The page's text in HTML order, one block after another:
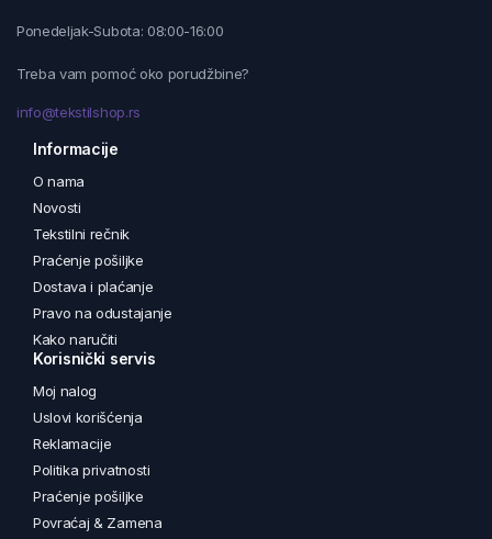
Ponedeljak-Subota: 08:00-16:00
Treba vam pomoć oko porudžbine?
info@tekstilshop.rs
Informacije
O nama
Novosti
Tekstilni rečnik
Praćenje pošiljke
Dostava i plaćanje
Pravo na odustajanje
Kako naručiti
Korisnički servis
Moj nalog
Uslovi korišćenja
Reklamacije
Politika privatnosti
Praćenje pošiljke
Povraćaj & Zamena